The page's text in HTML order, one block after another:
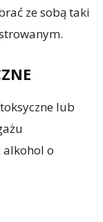
ze sobą taki
lub
alkohol o